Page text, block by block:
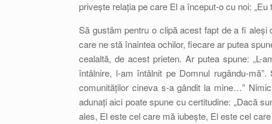
privește relația pe care El a început-o cu noi:
Să gustăm pentru o clipă acest fapt de a fi
care ne stă înaintea ochilor, fiecare ar putea
cealaltă, de acest prieten. Ar putea spune:
întâlnire, l-am întâlnit pe Domnul rugându-
comunităților cineva s-a gândit la mine…”
adunați aici poate spune cu certitudine: „Dacă
ales, El este cel care mă iubește, El este cel